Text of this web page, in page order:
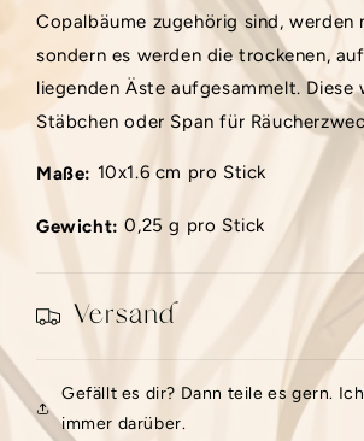
Copalbäume zugehörig sind, werden
sondern es werden die trockenen,
liegenden Äste aufgesammelt. Diese
Stäbchen oder Span für
Maße: 10x1.6 cm pro Stick
Gewicht:0,25 g pro Stick
Versand
Gefällt es dir? Dann teile es gern.
immer darüber.